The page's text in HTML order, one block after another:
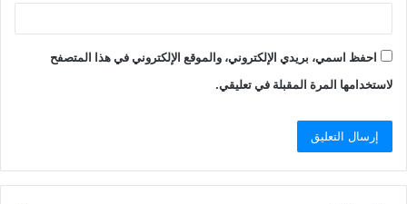
احفظ اسمي، بريدي الإلكتروني، والموقع الإلكتروني في هذا المتصفح
لاستخدامها المرة المقبلة في تعليقي.